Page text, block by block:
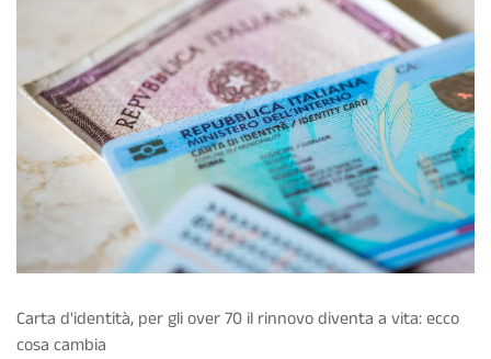
Carta d'identità, per gli over 70 il rinnovo diventa a vita: ecco
cosa cambia